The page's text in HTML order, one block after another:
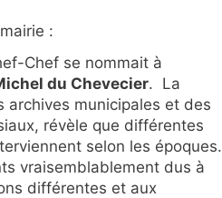
:
Chef se nommait à
du Chevecier. La
archives municipales et des
révèle que différentes
selon les époques.
vraisemblablement dus à
différentes et aux